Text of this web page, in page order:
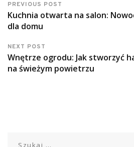
PREVIOUS POST
Kuchnia otwarta na salon:
dla domu
NEXT POST
Wnętrze ogrodu: Jak stworzyć
na świeżym powietrzu